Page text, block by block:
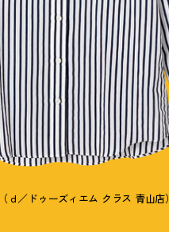
／ドゥーズィエム クラス 青山店）